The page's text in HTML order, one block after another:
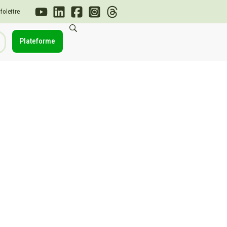
Plateforme